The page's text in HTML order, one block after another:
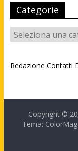
Categorie
Categorie
Redazione Contatti
Copyright ©
Tema: